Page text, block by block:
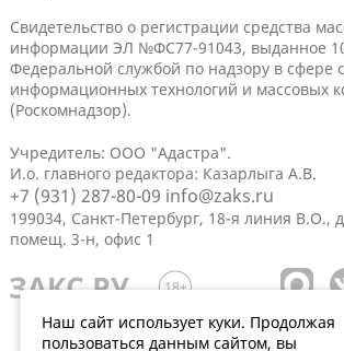
Свидетельство о регистрации средства
информации ЭЛ №ФС77-91043, выданное
Федеральной службой по надзору в сфере
информационных технологий и массовых
(Роскомнадзор).
Учредитель: ООО "Адастра".
И.о. главного редактора: Казарлыга А.В.
+7 (931) 287-80-09 info@zaks.ru
199034, Санкт-Петербург, 18-я линия В.О.,
помещ. 3-н, офис 1
Наш сайт использует куки. Продолжая
пользоваться данным сайтом, вы